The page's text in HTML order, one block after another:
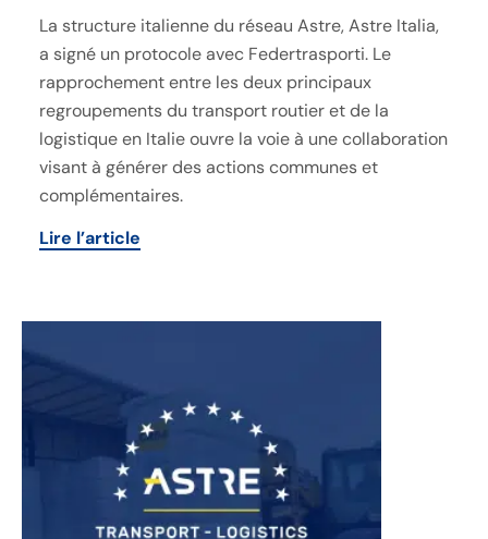
La structure italienne du réseau Astre, Astre Italia,
a signé un protocole avec Federtrasporti. Le
rapprochement entre les deux principaux
regroupements du transport routier et de la
logistique en Italie ouvre la voie à une collaboration
visant à générer des actions communes et
complémentaires.
Lire l’article